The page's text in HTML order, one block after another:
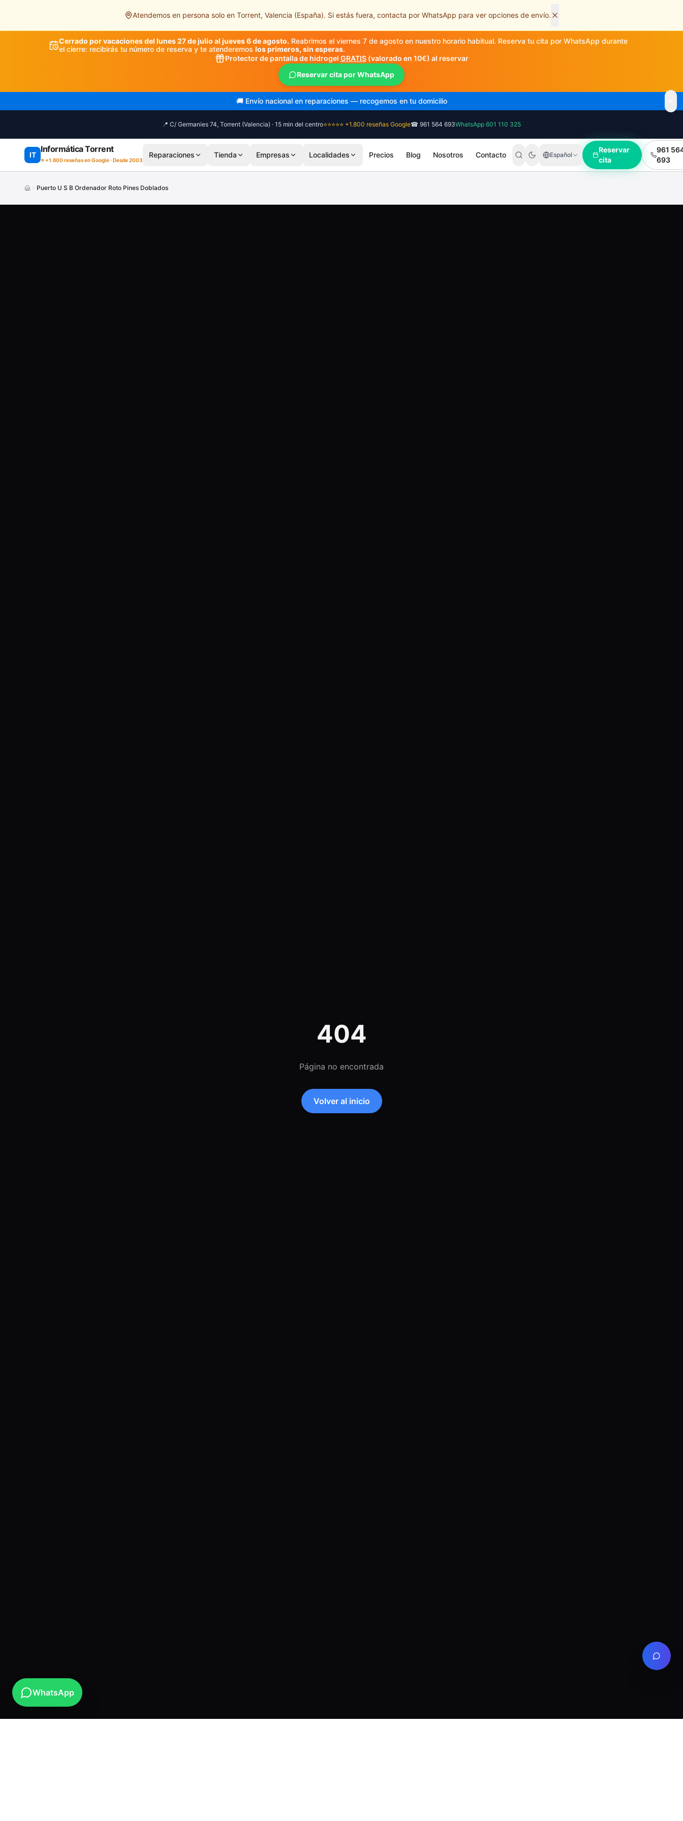
Atendemos en persona solo en Torrent, Valencia (España). Si estás fuera, contacta por WhatsApp para ver opciones de envío.
Cerrado por vacaciones del lunes 27 de julio al jueves 6 de agosto. Reabrimos el viernes 7 de agosto en nuestro horario habitual. Reserva tu cita por WhatsApp durante
el cierre: recibirás tu número de reserva y te atenderemos los primeros, sin esperas.
Protector de pantalla de hidrogel GRATIS(valorado en 10€) al reservar
Reservar cita por WhatsApp
🎓 Diagnóstico siempre gratuito, sin compromiso
📍 C/ Germanies 74, Torrent (Valencia) · 15 min del centro⭐⭐⭐⭐⭐ +1.800 reseñas Google☎ 961 564 693WhatsApp 601 110 325
IT
Informática Torrent
⭐ +1.800 reseñas en Google · Desde 2003
Reparaciones Tienda Empresas Localidades Precios Blog Nosotros Contacto Español
Reservar
cita
961
693
Puerto U S B Ordenador Roto Pines Doblados
404
Página no encontrada
Volver al inicio
WhatsApp